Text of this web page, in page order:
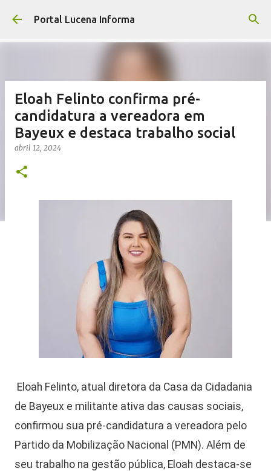
Pular para o conteúdo principal
Portal Lucena Informa
Eloah Felinto confirma pré-
candidatura a vereadora em
Bayeux e destaca trabalho social
abril 12, 2024
Eloah Felinto, atual diretora da Casa da Cidadania
de Bayeux e militante ativa das causas sociais,
confirmou sua pré-candidatura a vereadora pelo
Partido da Mobilização Nacional (PMN). Além de
seu trabalho na gestão pública, Eloah destaca-se